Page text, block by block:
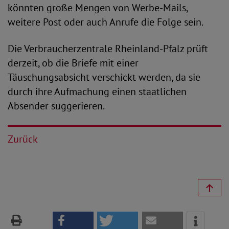
könnten große Mengen von Werbe-Mails,
weitere Post oder auch Anrufe die Folge sein.
Die Verbraucherzentrale Rheinland-Pfalz prüft
derzeit, ob die Briefe mit einer
Täuschungsabsicht verschickt werden, da sie
durch ihre Aufmachung einen staatlichen
Absender suggerieren.
Zurück